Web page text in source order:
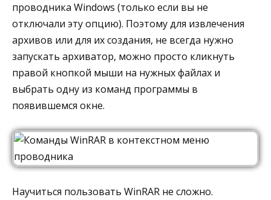
проводника Windows (только если вы не
отключали эту опцию). Поэтому для извлечения
архивов или для их создания, не всегда нужно
запускать архиватор, можно просто кликнуть
правой кнопкой мыши на нужных файлах и
выбрать одну из команд программы в
появившемся окне.
Научиться пользовать WinRAR не сложно.